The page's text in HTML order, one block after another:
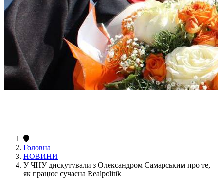
Головна
НОВИНИ
У ЧНУ дискутували з Олександром Самарським про те,
як працює сучасна Realpolitik